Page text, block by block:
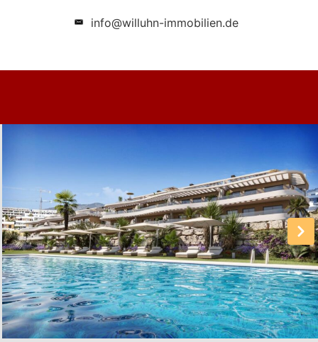
info@willuhn-immobilien.de